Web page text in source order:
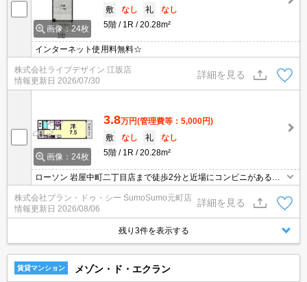
画像：24枚
敷
なし 礼
なし
5階
1R 20.28m²
インターネット使用料無料☆
株式会社ライブデザイン 江坂店
情報更新日 2026/07/30
詳細を見る
画像：24枚
3.8万円(管理費等：5,000円)
敷
なし 礼
なし
5階
1R 20.28m²
ローソン 岩屋中町二丁目店まで徒歩2分と近場にコンビニがあるの
もポイント。収納はクロゼット・シューズボックスなど豊富なの
で、広々と空間を利用することも可能です。セキュリティ面は、オ
ートロック・TVインターホンなど充実しているので、防犯対策もば
っちりです。
株式会社プラン・ドゥ・シー SumoSumo元町店
情報更新日 2026/08/06
詳細を見る
残り3件を表示する
賃貸マンション メゾン・ド・エクラン